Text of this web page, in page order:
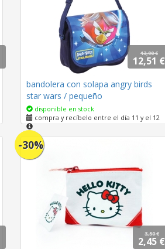
13,90 €
12,51 €
bandolera con solapa angry birds
star wars / pequeño
disponible en stock
compra y recíbelo entre el día 11 y el 12
-30%
3,50 €
2,45 €